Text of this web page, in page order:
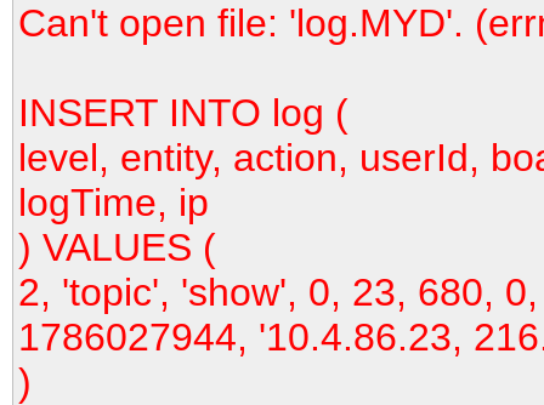
Can't open file: 'log.MYD'.
INSERT INTO log (
level, entity, action, userId,
logTime, ip
) VALUES (
2, 'topic', 'show', 0, 23, 680,
1786027944, '10.4.86.23,
)